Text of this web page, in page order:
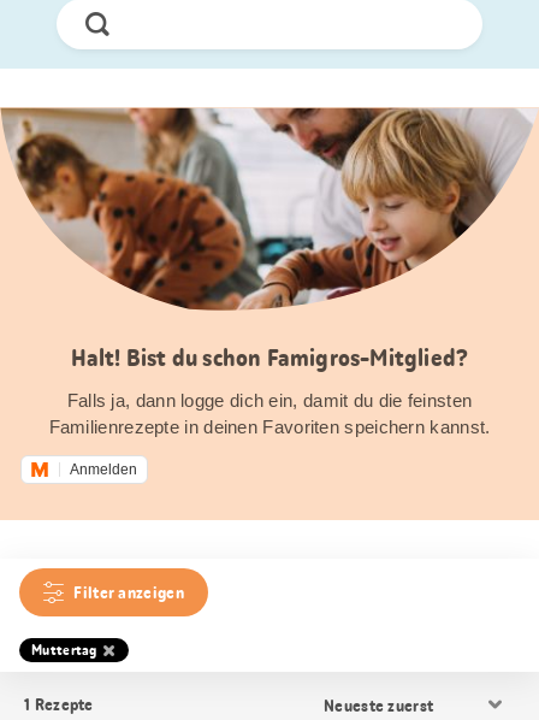
Jetzt
Suchen
Halt! Bist du schon Famigros-Mitglied?
Falls ja, dann logge dich ein, damit du die feinsten
Familienrezepte in deinen Favoriten speichern kannst.
Anmelden
Filter anzeigen
Muttertag
1 Rezepte
Sortierung